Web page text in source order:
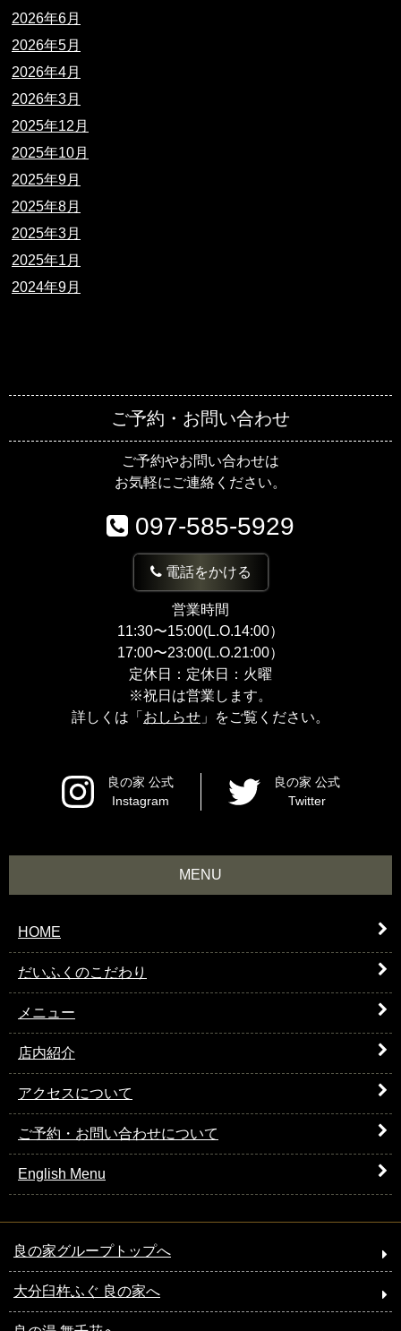
2026年6月
2026年5月
2026年4月
2026年3月
2025年12月
2025年10月
2025年9月
2025年8月
2025年3月
2025年1月
2024年9月
ご予約・お問い合わせ
ご予約やお問い合わせは
お気軽にご連絡ください。
097-585-5929
電話をかける
営業時間
11:30〜15:00(L.O.14:00）
17:00〜23:00(L.O.21:00）
定休日：定休日：火曜
※祝日は営業します。
詳しくは「 おしらせ 」をご覧ください。
良の家 公式
Instagram
良の家 公式
Twitter
MENU
HOME
だいふくのこだわり
メニュー
店内紹介
アクセスについて
ご予約・お問い合わせについて
English Menu
良の家グループトップへ
大分臼杵ふぐ 良の家へ